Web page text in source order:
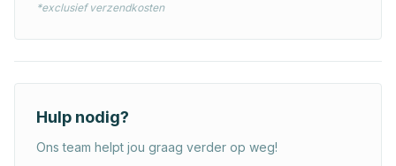
*exclusief verzendkosten
Hulp nodig?
Ons team helpt jou graag verder op weg!